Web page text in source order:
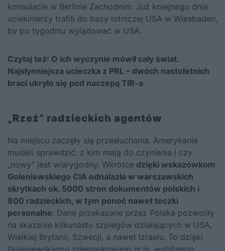
konsulacie w Berlinie Zachodnim. Już kolejnego dnia
uciekinierzy trafili do bazy lotniczej USA w Wiesbaden,
by po tygodniu wylądować w USA.
Czytaj też: O ich wyczynie mówił cały świat.
Najsłynniejsza ucieczka z PRL – dwóch nastoletnich
braci ukryło się pod naczepą TIR-a
„Rzeź” radzieckich agentów
Na miejscu zaczęły się przesłuchania. Amerykanie
musieli sprawdzić, z kim mają do czynienia i czy
„nowy” jest wiarygodny. Wkrótce dzięki wskazówkom
Goleniewskiego CIA odnalazła w warszawskich
skrytkach ok. 5000 stron dokumentów polskich i
800 radzieckich, w tym ponoć nawet teczki
personalne. Dane przekazane przez Polaka pozwoliły
na skazanie kilkunastu szpiegów działających w USA,
Wielkiej Brytanii, Szwecji, a nawet Izraelu. To dzięki
Goleniewskiemu zdemaskowano m.in. wybitnego